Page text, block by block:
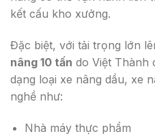
kết cấu kho xưởng.
Đặc biệt, với tải trọng lớn
nâng 10 tấn do Việt Thành
dạng loại xe nâng dầu, xe
nghề như:
Nhà máy thực phẩm